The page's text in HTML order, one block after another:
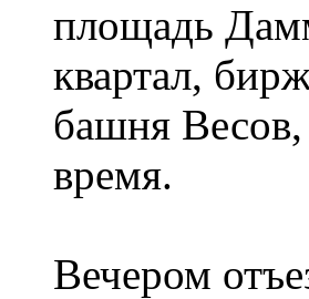
площадь
квартал,
башня Весов,
время.
Вечером